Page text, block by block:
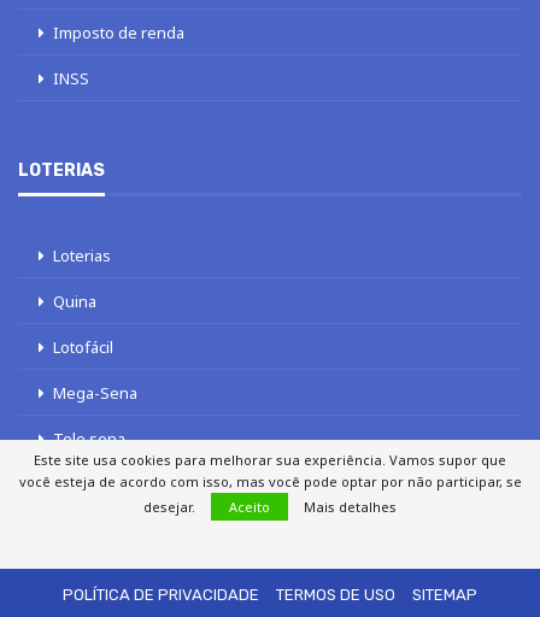
Imposto de renda
INSS
LOTERIAS
Loterias
Quina
Lotofácil
Mega-Sena
Tele sena
POLÍTICA DE PRIVACIDADE
TERMOS DE USO SITEMAP
Este site usa cookies para melhorar sua experiência. Vamos supor que
você esteja de acordo com isso, mas você pode optar por não participar, se
desejar.
Aceito Mais detalhes